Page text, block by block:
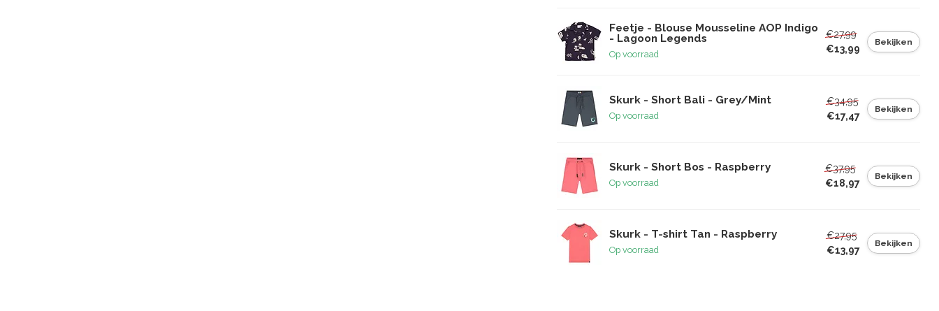
Feetje - Blouse Mousseline AOP Indigo
- Lagoon Legends
Op voorraad
€27,99
€13,99
Bekijken
Skurk - Short Bali - Grey/Mint
Op voorraad
€34,95
€17,47
Bekijken
Skurk - Short Bos - Raspberry
Op voorraad
€37,95
€18,97
Bekijken
Skurk - T-shirt Tan - Raspberry
Op voorraad
€27,95
€13,97
Bekijken